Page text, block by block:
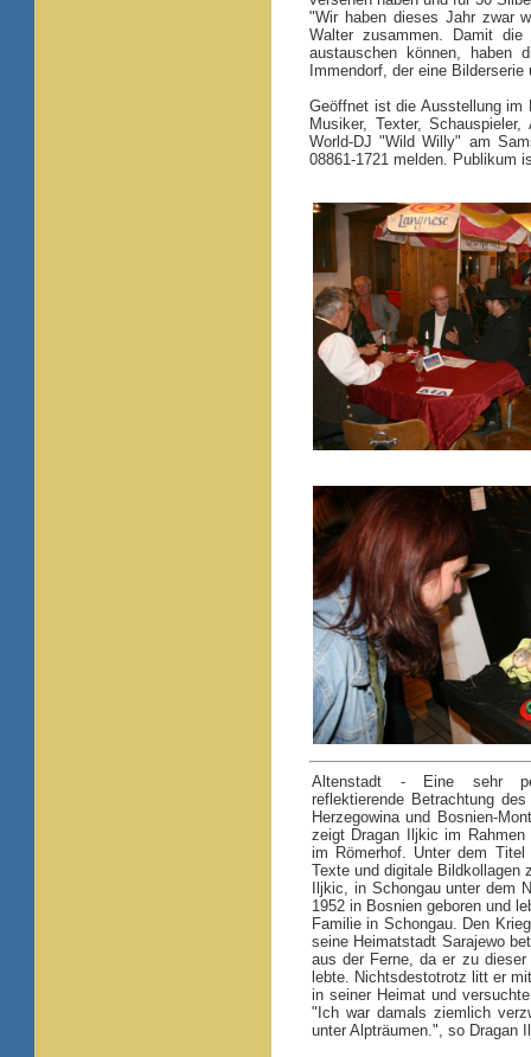
"Wir haben dieses Jahr zwar
Walter zusammen. Damit
austauschen können, haben
Immendorf, der eine
Geöffnet ist die Ausstellung im
Musiker, Texter,
World-DJ "Wild Willy" am
08861-1721 melden. Publikum
Altenstadt - Eine sehr
reflektierende Betrachtung
Herzegowina und Bosnien-
zeigt Dragan Iljkic im
im Römerhof. Unter dem
Texte und digitale Bildkollagen
Iljkic, in Schongau unter dem
1952 in Bosnien geboren und
Familie in Schongau. Den
seine Heimatstadt Sarajewo
aus der Ferne, da er zu
lebte. Nichtsdestotrotz litt er
in seiner Heimat und
"Ich war damals ziemlich
unter Alpträumen.", so Dragan